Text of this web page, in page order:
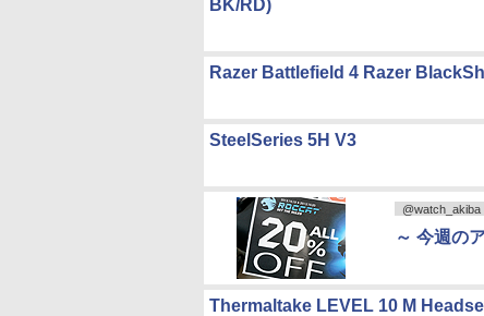
BK/RD)
Razer Battlefield 4 Razer
SteelSeries 5H V3
@watch_akiba
～ 今週の
Thermaltake LEVEL 10 M